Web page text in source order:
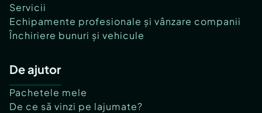
Servicii
Echipamente profesionale și vânzare companii
Închiriere bunuri și vehicule
De ajutor
Pachetele mele
De ce să vinzi pe lajumate?